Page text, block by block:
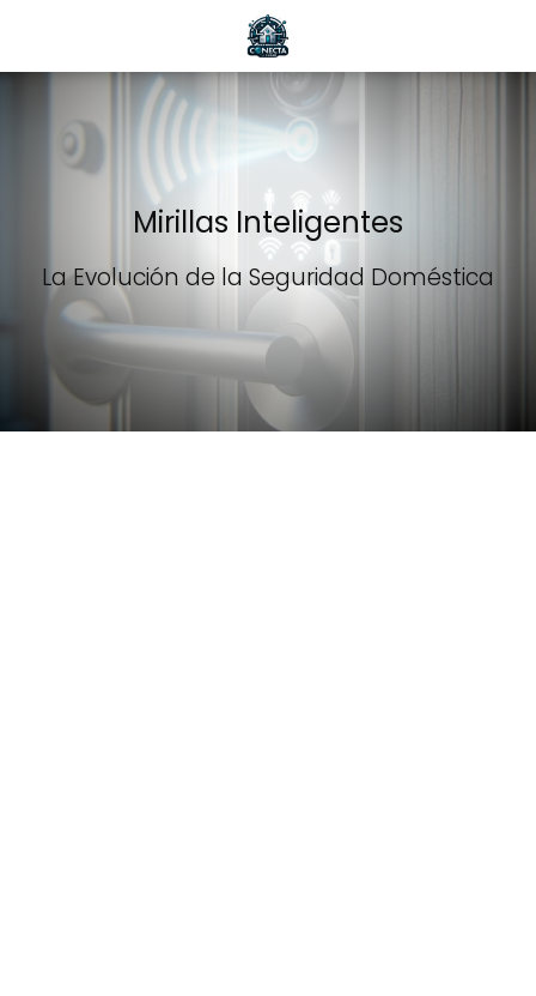
Mirillas Inteligentes
La Evolución de la Seguridad Doméstica